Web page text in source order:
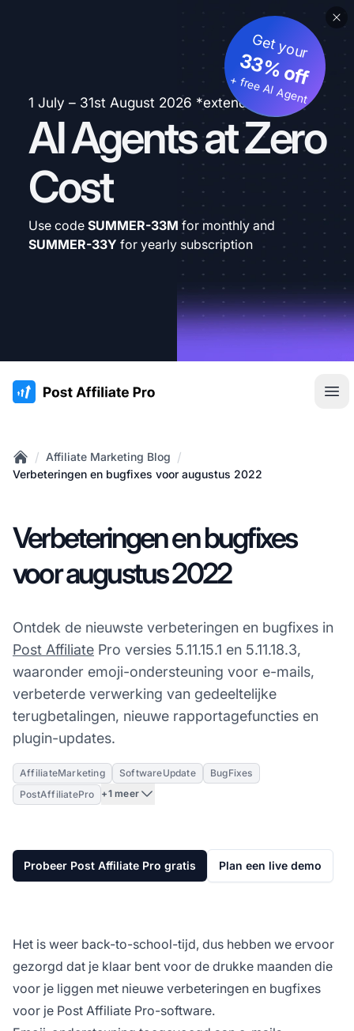
1 July – 31st August 2026 *extended
AI Agents at Zero
Cost
Get your
33% off
+ free AI Agent
Use code SUMMER-33M for monthly and
SUMMER-33Y for yearly subscription
:site.title
Home
/ Affiliate Marketing Blog /
Verbeteringen en bugfixes voor augustus 2022
Verbeteringen en bugfixes
voor augustus 2022
Ontdek de nieuwste verbeteringen en bugfixes in
Post Affiliate Pro versies 5.11.15.1 en 5.11.18.3,
waaronder emoji-ondersteuning voor e-mails,
verbeterde verwerking van gedeeltelijke
terugbetalingen, nieuwe rapportagefuncties en
plugin-updates.
AffiliateMarketing SoftwareUpdate
BugFixes
PostAffiliatePro
+1 meer
Probeer Post Affiliate Pro gratis Plan een live demo
Het is weer back-to-school-tijd, dus hebben we ervoor
gezorgd dat je klaar bent voor de drukke maanden die
voor je liggen met nieuwe verbeteringen en bugfixes
voor je Post Affiliate Pro-software.